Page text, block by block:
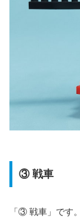
③ 戦車
「③ 戦車」です